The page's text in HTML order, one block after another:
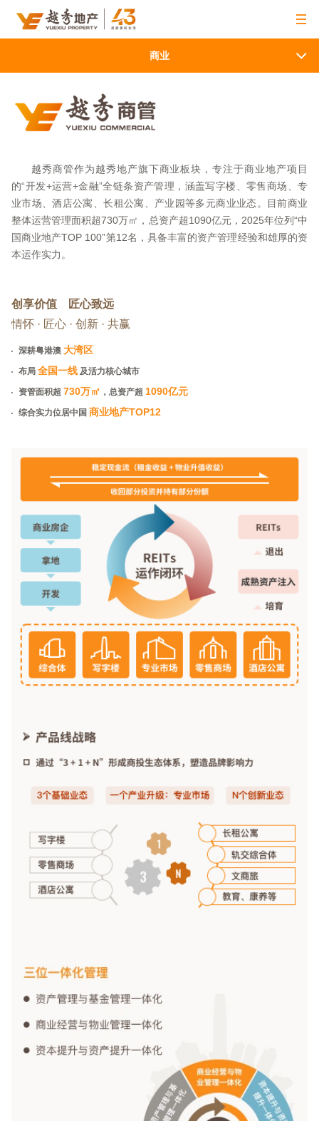
商业
越秀商管作为越秀地产旗下商业板块，专注于商业地产项目
的“开发+运营+金融”全链条资产管理，涵盖写字楼、零售商场、专
业市场、酒店公寓、长租公寓、产业园等多元商业业态。目前商业
整体运营管理面积超730万㎡，总资产超1090亿元，2025年位列“中
国商业地产TOP 100”第12名，具备丰富的资产管理经验和雄厚的资
本运作实力。
创享价值 匠心致远
情怀 · 匠心 · 创新 · 共赢
深耕粤港澳 大湾区
布局 全国一线 及活力核心城市
资管面积超 730万㎡ ，总资产超 1090亿元
综合实力位居中国 商业地产TOP12